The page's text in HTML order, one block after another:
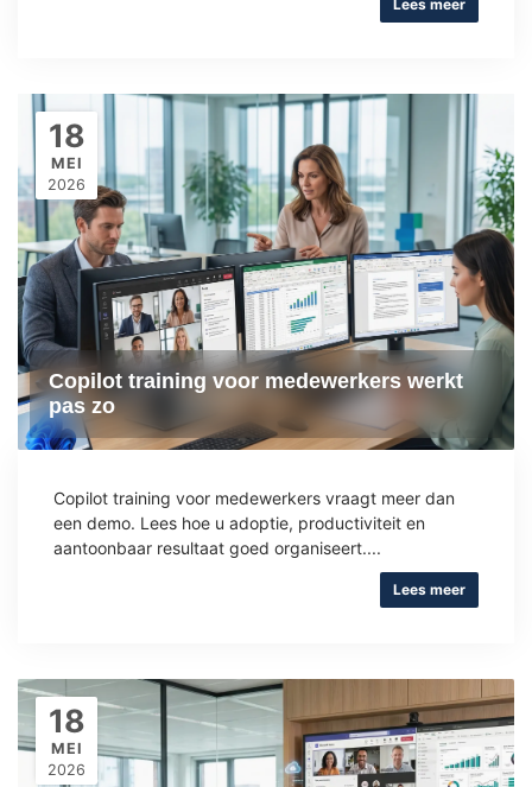
Lees meer
18
MEI
2026
Copilot training voor medewerkers werkt
pas zo
Copilot training voor medewerkers vraagt meer dan
een demo. Lees hoe u adoptie, productiviteit en
aantoonbaar resultaat goed organiseert....
Lees meer
18
MEI
2026